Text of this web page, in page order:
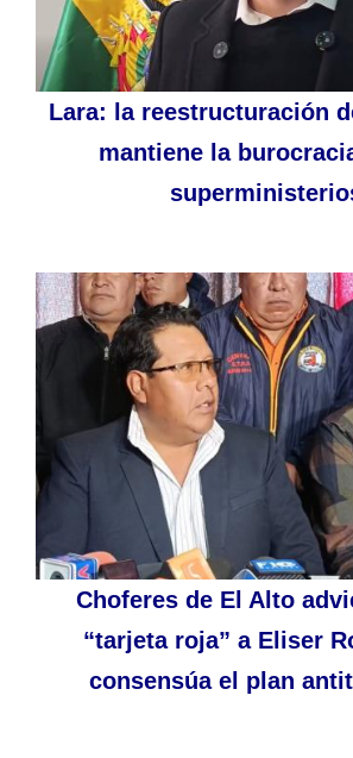
Lara: la reestructuración
mantiene la
Choferes de El Alto
“tarjeta roja” a Eliser
consensúa el plan